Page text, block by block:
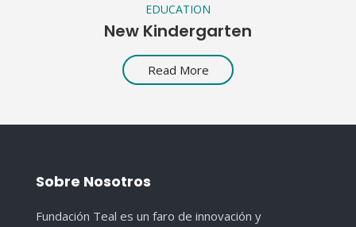
EDUCATION
New Kindergarten
Read More
Sobre Nosotros
Fundación Teal es un faro de innovación y